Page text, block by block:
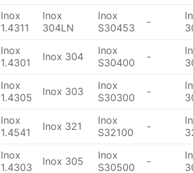
Inox
1.4311
Inox
304LN
Inox
S30453
-
Inox
1.4301
Inox 304
Inox
S30400
-
Inox
1.4305
Inox 303
Inox
S30300
-
Inox
1.4541
Inox 321
Inox
S32100
-
Inox
1.4303
Inox 305
Inox
S30500
-